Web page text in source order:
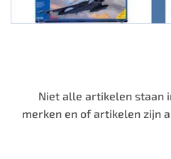
Niet alle artikelen staan
merken en of artikelen zijn